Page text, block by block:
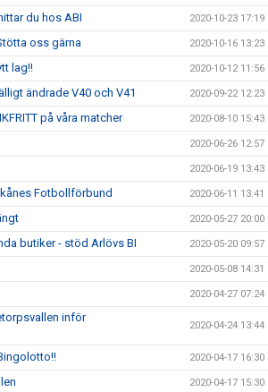
du hos ABI 2020-10-23 17:19
oss gärna 2020-10-16 13:23
lag!! 2020-10-12 11:56
ändrade V40 och V41 2020-09-22 12:23
på våra matcher 2020-08-10 15:43
2020-06-26 12:57
2020-06-19 13:43
Fotbollförbund 2020-06-11 13:41
2020-05-27 20:00
butiker - stöd Arlövs BI 2020-05-20 09:57
2020-05-08 14:31
2020-04-27 07:24
inför
2020-04-24 13:44
2020-04-17 16:30
2020-04-17 15:30